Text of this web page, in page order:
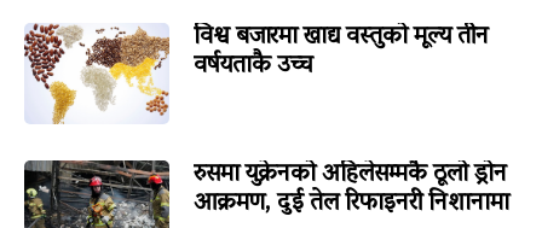
विश्व बजारमा खाद्य वस्तुको मूल्य तीन
वर्षयताकै उच्च
रुसमा युक्रेनको अहिलेसम्मकै ठूलो ड्रोन
आक्रमण, दुई तेल रिफाइनरी निशानामा